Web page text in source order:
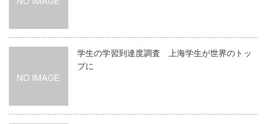
学生の学習到達度調査 上海学生が世界のトッ
プに